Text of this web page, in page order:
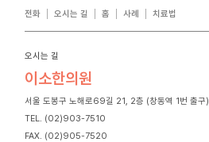
전화 오시는 길 홈 사례 치료법
오시는 길
이소한의원
서울 도봉구 노해로69길 21, 2층 (창동역 1번 출구)
TEL. (02)903-7510
FAX. (02)905-7520